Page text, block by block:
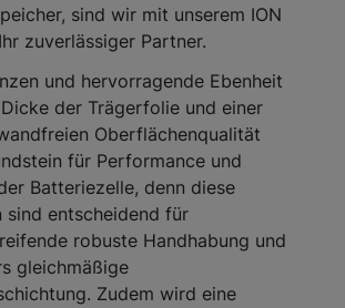
sind wir mit unserem ION
zuverlässiger Partner.
und hervorragende Ebenheit
der Trägerfolie und einer
Oberflächenqualität
für Performance und
Batteriezelle, denn diese
sind entscheidend für
robuste Handhabung und
gleichmäßige
Zudem wird eine